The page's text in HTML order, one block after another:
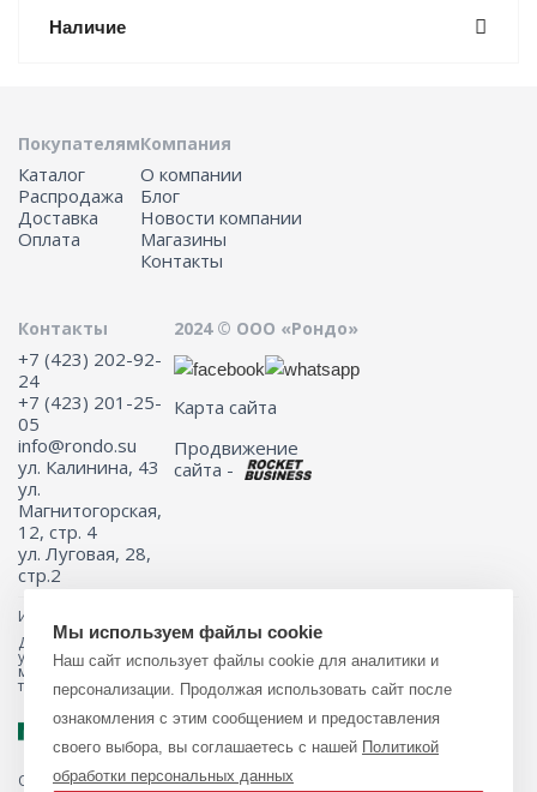
Наличие
Покупателям
Каталог
Распродажа
Доставка
Оплата
Компания
О компании
Блог
Новости компании
Магазины
Контакты
Контакты
+7 (423) 202-92-
24
+7 (423) 201-25-
05
info@rondo.su
ул. Калинина, 43
ул.
Магнитогорская,
12, стр. 4
ул. Луговая, 28,
стр.2
2024 © ООО «Рондо»
Карта сайта
Продвижение
сайта -
Информация на сайте не является публичной офертой.
Для получения подробной информации о наличии и стоимости
указанных товаров и (или) услуг, пожалуйста, обращайтесь к
менеджеру сайта с помощью специальной формы связи или по
телефону 8 (423) 201-25-05
Обращаем ваше внимание на то, что данный интернет-магазин, а
Мы используем файлы cookie
Наш сайт использует файлы cookie для аналитики и
персонализации. Продолжая использовать сайт после
ознакомления с этим сообщением и предоставления
своего выбора, вы соглашаетесь с нашей Политикой
обработки персональных данных